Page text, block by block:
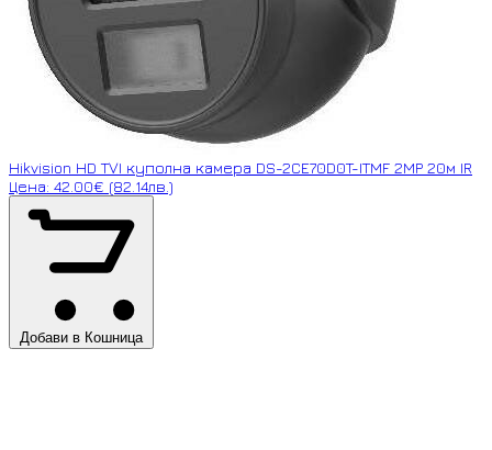
Hikvision HD TVI куполна камера DS-2CE70D0T-ITMF 2MP 20м IR
Цена: 42.00€ (82.14лв.)
Добави в Кошница